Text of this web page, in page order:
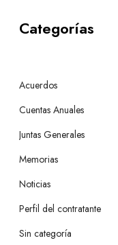
Categorías
Acuerdos
Cuentas Anuales
Juntas Generales
Memorias
Noticias
Perfil del contratante
Sin categoría